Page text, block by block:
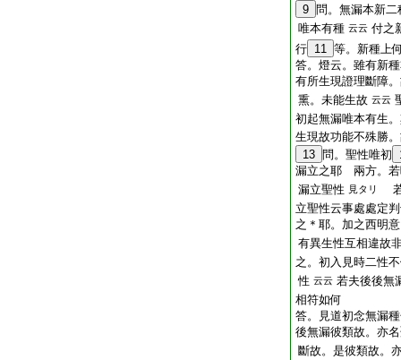
9 問。無漏本新
唯本有種 云云 付之
行 11 等。新種上
答。燈云。雖有新
有所生現證理斷障
熏。未能生故 云云
初起無漏唯本有生
生現故功能不殊勝
13 問。聖性唯初
漏立之耶 兩方。若
漏立聖性 見タリ
立聖性云事處處定
之＊耶。加之西明
有異生性互相違故
之。初入見時二性
性 云云 若夫後後無
相符如何
答。見道初念無漏
後無漏彼類故。亦
斷故。是彼類故。